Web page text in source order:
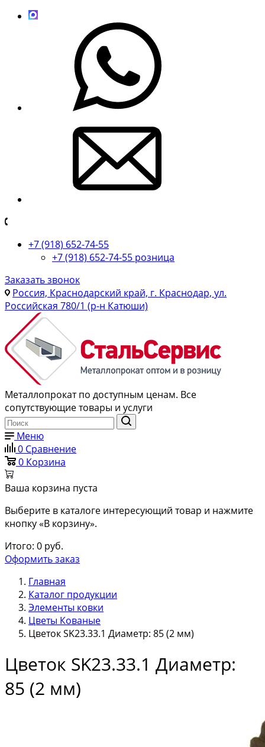
+7 (918) 652-74-55
+7 (918) 652-74-55 розница
Заказать звонок
Россия, Краснодарский край, г. Краснодар, ул.
Российская 780/1 (р-н Катюши)
Металлопрокат по доступным ценам. Все
сопутствующие товары и услуги
Меню
0 Сравнение
0 Корзина
Ваша корзина пуста
Выберите в каталоге интересующий товар и нажмите
кнопку «В корзину».
Итого: 0 руб.
Оформить заказ
Главная
Каталог продукции
Элементы ковки
Цветы Кованые
Цветок SK23.33.1 Диаметр: 85 (2 мм)
Цветок SK23.33.1 Диаметр:
85 (2 мм)